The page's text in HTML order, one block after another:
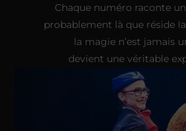
Chaque numéro raconte
probablement là que réside
la magie n’est jamais
devient une véritable